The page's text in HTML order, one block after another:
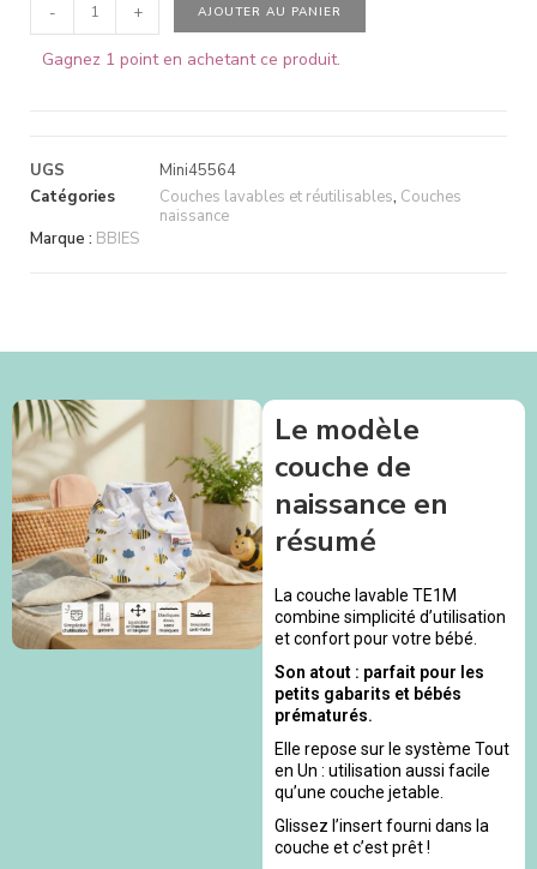
- + AJOUTER AU PANIER
Gagnez 1 point en achetant ce produit.
UGS
Mini45564
Catégories
Couches lavables et réutilisables, Couches
naissance
Marque : BBIES
Le modèle
couche de
naissance en
résumé
La couche lavable TE1M
combine simplicité d’utilisation
et confort pour votre bébé.
Son atout : parfait pour les
petits gabarits et bébés
prématurés.
Elle repose sur le système Tout
en Un : utilisation aussi facile
qu’une couche jetable.
Glissez l’insert fourni dans la
couche et c’est prêt !